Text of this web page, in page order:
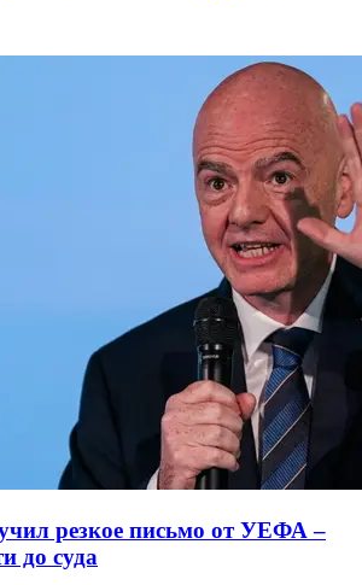
резкое письмо от УЕФА –
до суда